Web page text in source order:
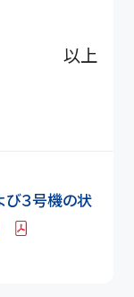
以上
び３号機の状